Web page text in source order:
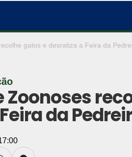
gatos e desratiza a Feira da
Zoonoses
da